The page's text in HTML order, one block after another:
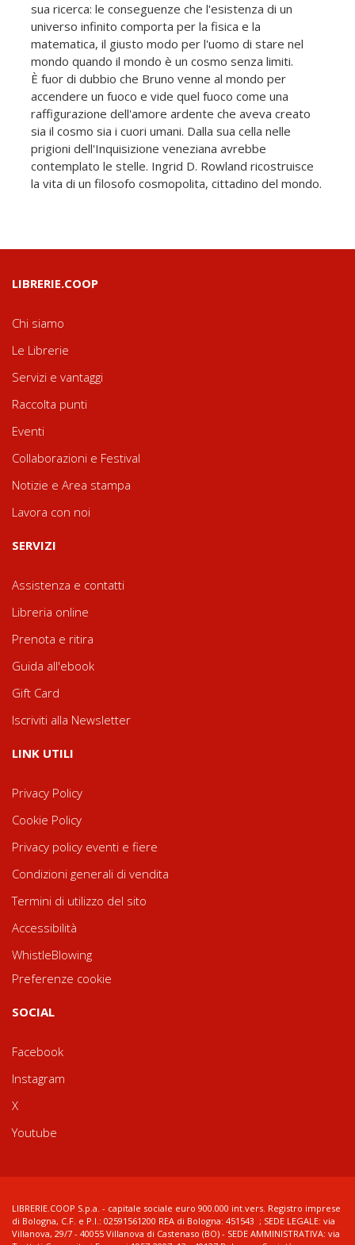
sua ricerca: le conseguenze che l'esistenza di un
universo infinito comporta per la fisica e la
matematica, il giusto modo per l'uomo di stare nel
mondo quando il mondo è un cosmo senza limiti.
È fuor di dubbio che Bruno venne al mondo per
accendere un fuoco e vide quel fuoco come una
raffigurazione dell'amore ardente che aveva creato
sia il cosmo sia i cuori umani. Dalla sua cella nelle
prigioni dell'Inquisizione veneziana avrebbe
contemplato le stelle. Ingrid D. Rowland ricostruisce
la vita di un filosofo cosmopolita, cittadino del mondo.
LIBRERIE.COOP
Chi siamo
Le Librerie
Servizi e vantaggi
Raccolta punti
Eventi
Collaborazioni e Festival
Notizie e Area stampa
Lavora con noi
SERVIZI
Assistenza e contatti
Libreria online
Prenota e ritira
Guida all'ebook
Gift Card
Iscriviti alla Newsletter
LINK UTILI
Privacy Policy
Cookie Policy
Privacy policy eventi e fiere
Condizioni generali di vendita
Termini di utilizzo del sito
Accessibilità
WhistleBlowing
Preferenze cookie
SOCIAL
Facebook
Instagram
X
Youtube
LIBRERIE.COOP S.p.a. - capitale sociale euro 900.000 int.vers. Registro imprese
di Bologna, C.F. e P.I.: 02591561200 REA di Bologna: 451543 ; SEDE LEGALE: via
Villanova, 29/7 - 40055 Villanova di Castenaso (BO) - SEDE AMMINISTRATIVA: via